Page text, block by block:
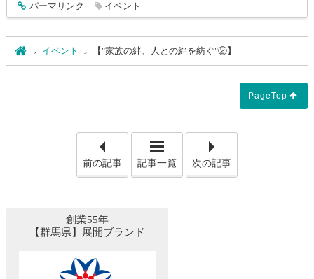
entry5263
パーマリンク イベント
ホームイベント 【"家族の絆、人との絆を紡ぐ"②】
PageTop
前の記事 記事一覧 次の記事
創業55年
【群馬県】展開ブランド